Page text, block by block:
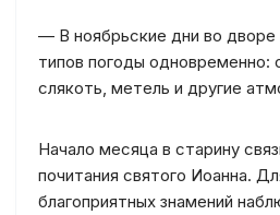
— В ноябрьские дни во
типов погоды одновременно:
слякоть, метель и другие
Начало месяца в старину
почитания святого Иоанна.
благоприятных знамений